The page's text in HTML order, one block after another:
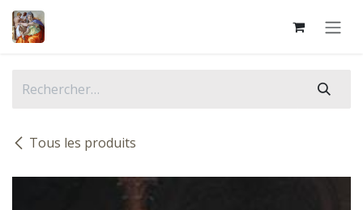
Se rendre au contenu
Tous les produits